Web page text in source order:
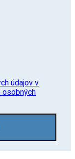
údajov v
osobných